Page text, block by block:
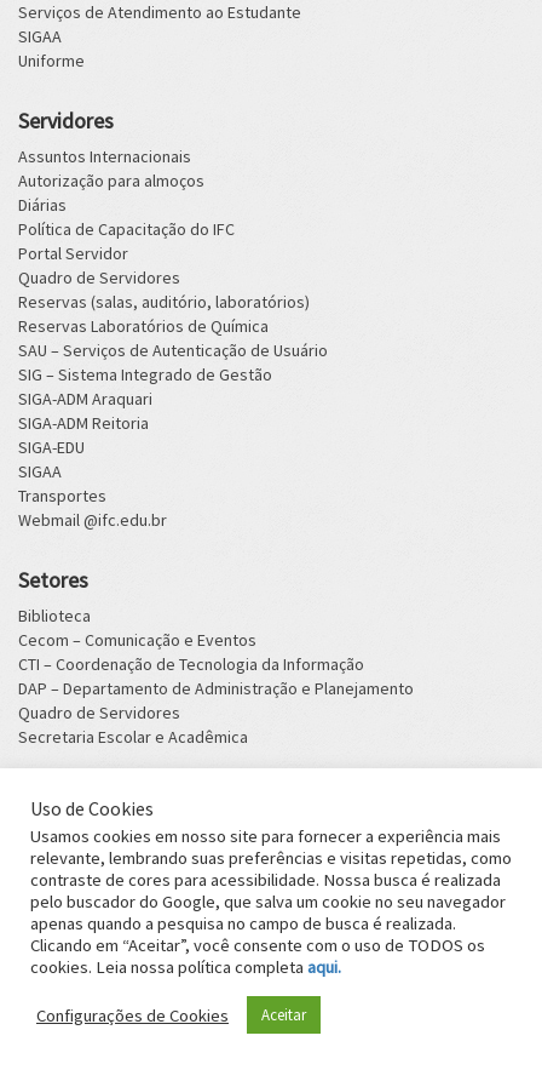
Serviços de Atendimento ao Estudante
SIGAA
Uniforme
Servidores
Assuntos Internacionais
Autorização para almoços
Diárias
Política de Capacitação do IFC
Portal Servidor
Quadro de Servidores
Reservas (salas, auditório, laboratórios)
Reservas Laboratórios de Química
SAU – Serviços de Autenticação de Usuário
SIG – Sistema Integrado de Gestão
SIGA-ADM Araquari
SIGA-ADM Reitoria
SIGA-EDU
SIGAA
Transportes
Webmail @ifc.edu.br
Setores
Biblioteca
Cecom – Comunicação e Eventos
CTI – Coordenação de Tecnologia da Informação
DAP – Departamento de Administração e Planejamento
Quadro de Servidores
Secretaria Escolar e Acadêmica
Instituto Federal de Educação, Ciência e Tecnologia Catarinense -
Campus Araquari
Rodovia BR 280 - km 27 - Cx. Postal 21 - CEP 89245-000 - Araquari -
SC - Fone (47) 3803-7200
Uso de Cookies
Usamos cookies em nosso site para fornecer a experiência mais
relevante, lembrando suas preferências e visitas repetidas, como
contraste de cores para acessibilidade. Nossa busca é realizada
pelo buscador do Google, que salva um cookie no seu navegador
apenas quando a pesquisa no campo de busca é realizada.
Clicando em “Aceitar”, você consente com o uso de TODOS os
cookies. Leia nossa política completa aqui.
Configurações de Cookies Aceitar